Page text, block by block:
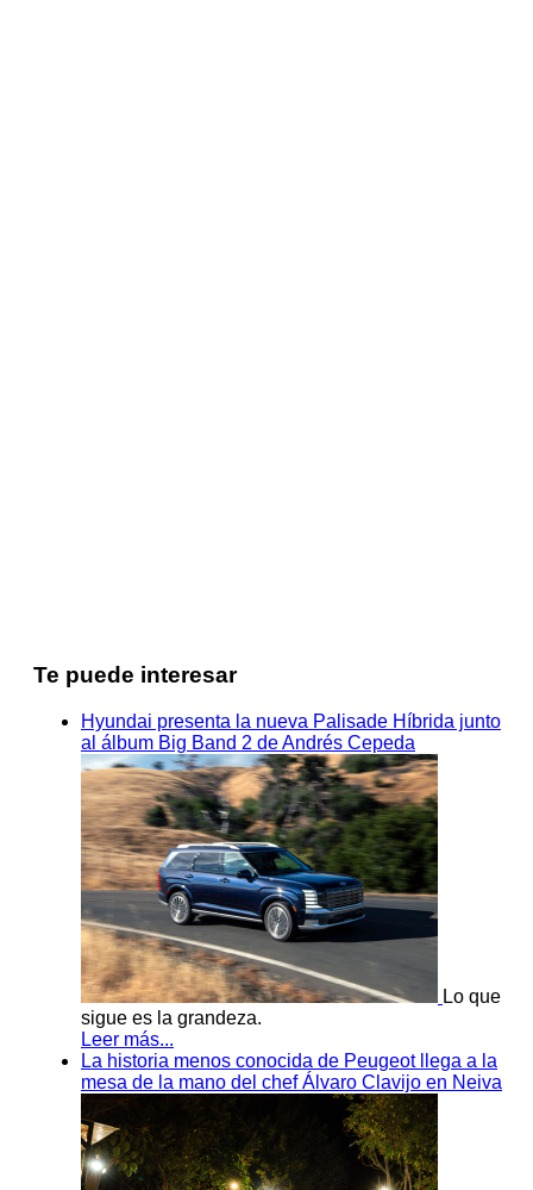
Te puede interesar
Hyundai presenta la nueva Palisade Híbrida junto
al álbum Big Band 2 de Andrés Cepeda
Lo que
sigue es la grandeza.
Leer más...
La historia menos conocida de Peugeot llega a la
mesa de la mano del chef Álvaro Clavijo en Neiva